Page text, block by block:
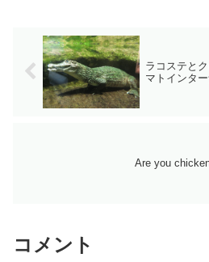
ラコステと
マトインタ
Are you
コメント